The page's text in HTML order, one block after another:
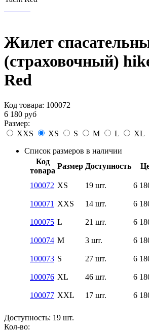
Жилет
(страховочный)
Red
Код товара: 100072
6 180 руб
Размер:
XXS
XS S M L XL
Список размеров в наличии
Код
товара
Размер Доступность
100072 XS 19 шт. 6
100071 XXS 14 шт. 6
100075 L 21 шт. 6
100074 M 3 шт. 6
100073 S 27 шт. 6
100076 XL 46 шт. 6
100077 XXL 17 шт. 6
Доступность: 19 шт.
Кол-во: